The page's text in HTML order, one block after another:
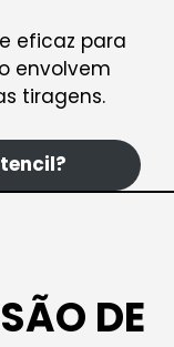
eficaz para
envolvem
tiragens.
DE